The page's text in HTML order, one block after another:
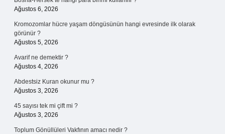
Ağustos 6, 2026
Kromozomlar hücre yaşam döngüsünün hangi evresinde ilk olarak
görünür ?
Ağustos 5, 2026
Avarif ne demektir ?
Ağustos 4, 2026
Abdestsiz Kuran okunur mu ?
Ağustos 3, 2026
45 sayısı tek mi çift mi ?
Ağustos 3, 2026
Toplum Gönüllüleri Vakfının amacı nedir ?